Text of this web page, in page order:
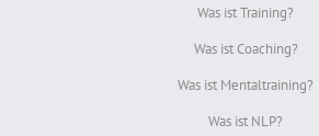
Was ist Training?
Was ist Coaching?
Was ist Mentaltraining?
Was ist NLP?